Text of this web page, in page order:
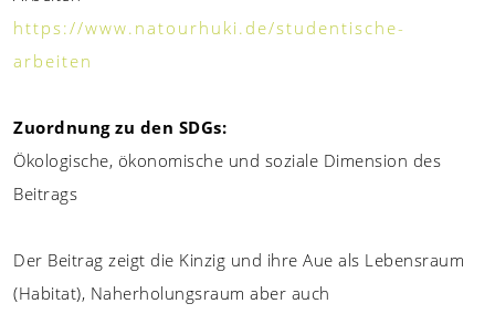
https://www.natourhuki.de/studentische-
arbeiten
Zuordnung zu den SDGs:
Ökologische, ökonomische und soziale Dimension des
Beitrags
Der Beitrag zeigt die Kinzig und ihre Aue als Lebensraum
(Habitat), Naherholungsraum aber auch